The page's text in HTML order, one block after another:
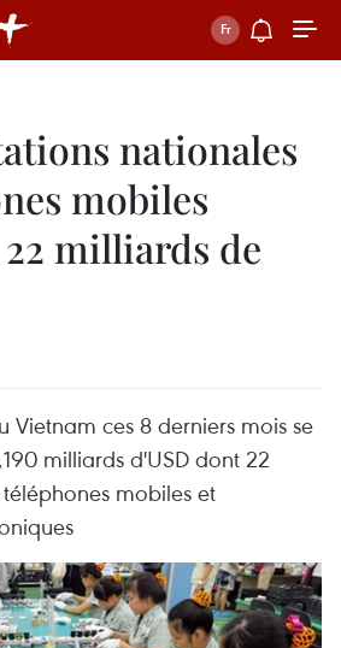
nationales
mobiles
milliards de
Vietnam ces 8 derniers mois se
milliards d'USD dont 22
mobiles et